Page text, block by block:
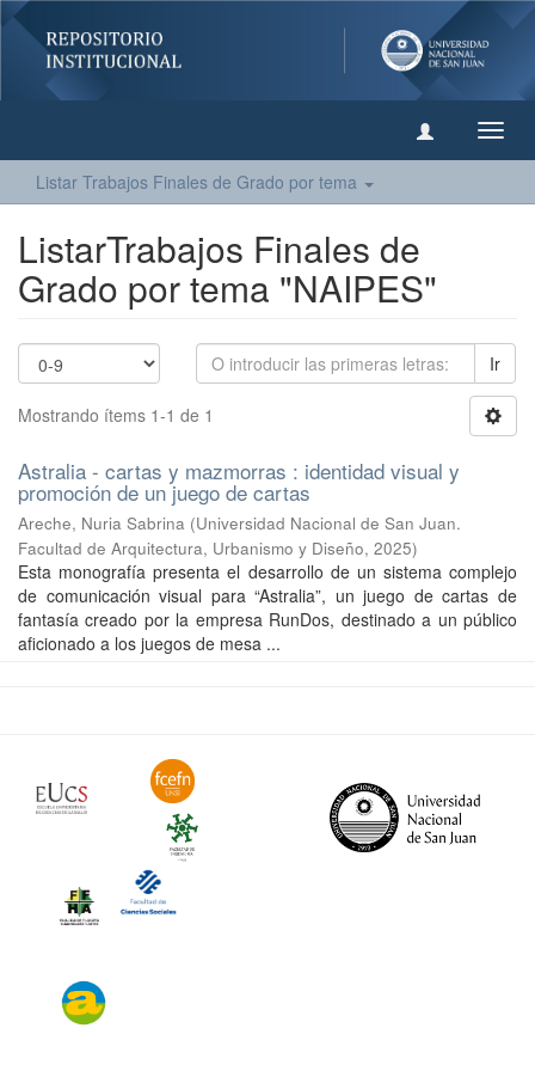
Listar Trabajos Finales de Grado por tema
ListarTrabajos Finales de
Grado por tema "NAIPES"
Ir
Mostrando ítems 1-1 de 1
Astralia - cartas y mazmorras : identidad visual y
promoción de un juego de cartas
Areche, Nuria Sabrina (Universidad Nacional de San Juan.
Facultad de Arquitectura, Urbanismo y Diseño, 2025)
Esta monografía presenta el desarrollo de un sistema complejo
de comunicación visual para “Astralia”, un juego de cartas de
fantasía creado por la empresa RunDos, destinado a un público
aficionado a los juegos de mesa ...